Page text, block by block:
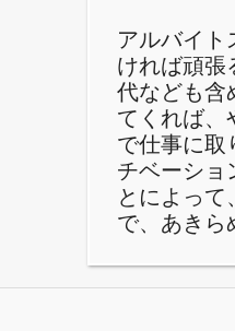
アルバイト
ければ頑張
代なども含
てくれば、
で仕事に取
チベーショ
とによっ
で、あきら